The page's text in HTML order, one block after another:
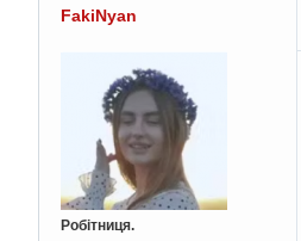
FakiNyan
Робітниця.